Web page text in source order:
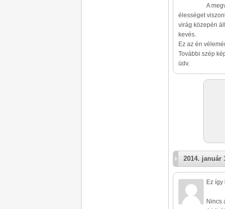
A
élességet
virág közepén
kevés.
Ez az én
További szép
üdv.
2014. január
Ez így
Nincs